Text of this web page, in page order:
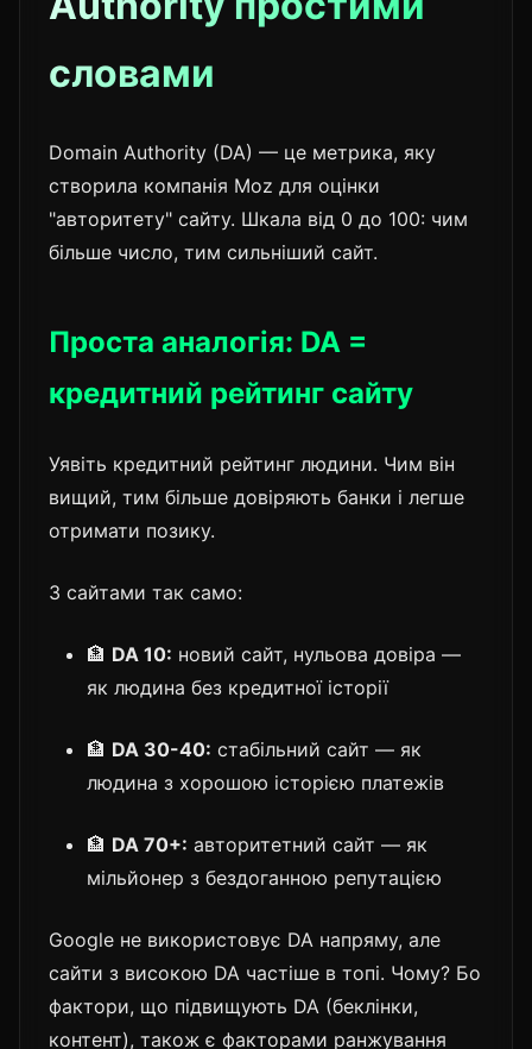
словами
Domain Authority (DA) — це метрика, яку
створила компанія Moz для оцінки
"авторитету" сайту. Шкала від 0 до 100: чим
більше число, тим сильніший сайт.
Проста аналогія: DA =
кредитний рейтинг сайту
Уявіть кредитний рейтинг людини. Чим він
вищий, тим більше довіряють банки і легше
отримати позику.
З сайтами так само:
🏦 DA 10: новий сайт, нульова довіра —
як людина без кредитної історії
🏦 DA 30-40: стабільний сайт — як
людина з хорошою історією платежів
🏦 DA 70+: авторитетний сайт — як
мільйонер з бездоганною репутацією
Google не використовує DA напряму, але
сайти з високою DA частіше в топі. Чому? Бо
фактори, що підвищують DA (беклінки,
контент), також є факторами ранжування